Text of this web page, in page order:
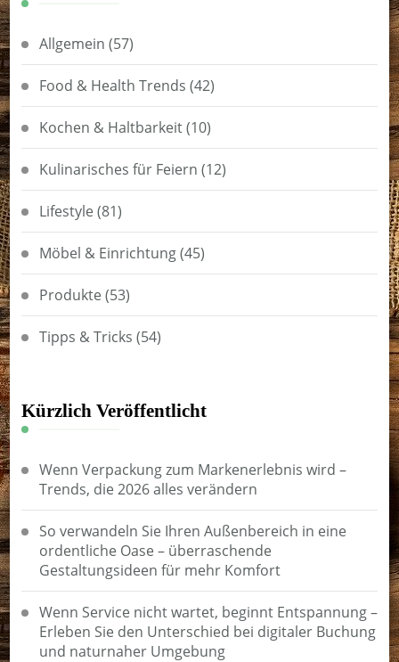
Allgemein (57)
Food & Health Trends (42)
Kochen & Haltbarkeit(10)
Kulinarisches für Feiern (12)
Lifestyle (81)
Möbel & Einrichtung(45)
Produkte (53)
Tipps & Tricks (54)
Kürzlich Veröffentlicht
Wenn Verpackung zum Markenerlebnis wird –
Trends, die 2026 alles verändern
So verwandeln Sie Ihren Außenbereich in eine
ordentliche Oase – überraschende
Gestaltungsideen für mehr Komfort
Wenn Service nicht wartet, beginnt Entspannung –
Erleben Sie den Unterschied bei digitaler Buchung
und naturnaher Umgebung